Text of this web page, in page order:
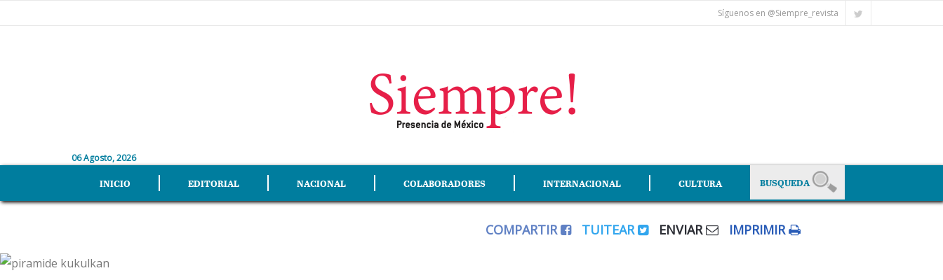
Síguenos en @Siempre_revista
06 Agosto, 2026
INICIO EDITORIAL NACIONAL COLABORADORES INTERNACIONAL CULTURA
COMPARTIR TUITEAR ENVIAR IMPRIMIR